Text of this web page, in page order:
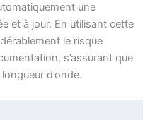
une
et à jour. En utilisant cette
le risque
s’assurant que
d’onde.